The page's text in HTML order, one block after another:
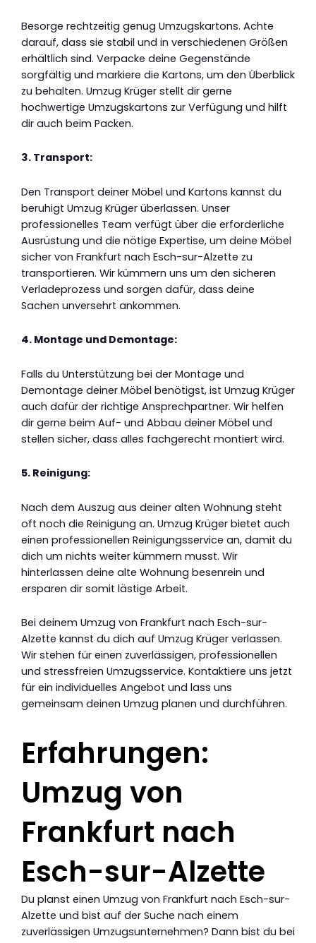
Besorge rechtzeitig genug Umzugskartons. Achte
darauf, dass sie stabil und in verschiedenen Größen
erhältlich sind. Verpacke deine Gegenstände
sorgfältig und markiere die Kartons, um den Überblick
zu behalten. Umzug Krüger stellt dir gerne
hochwertige Umzugskartons zur Verfügung und hilft
dir auch beim Packen.
3. Transport:
Den Transport deiner Möbel und Kartons kannst du
beruhigt Umzug Krüger überlassen. Unser
professionelles Team verfügt über die erforderliche
Ausrüstung und die nötige Expertise, um deine Möbel
sicher von Frankfurt nach Esch-sur-Alzette zu
transportieren. Wir kümmern uns um den sicheren
Verladeprozess und sorgen dafür, dass deine
Sachen unversehrt ankommen.
4. Montage und Demontage:
Falls du Unterstützung bei der Montage und
Demontage deiner Möbel benötigst, ist Umzug Krüger
auch dafür der richtige Ansprechpartner. Wir helfen
dir gerne beim Auf- und Abbau deiner Möbel und
stellen sicher, dass alles fachgerecht montiert wird.
5. Reinigung:
Nach dem Auszug aus deiner alten Wohnung steht
oft noch die Reinigung an. Umzug Krüger bietet auch
einen professionellen Reinigungsservice an, damit du
dich um nichts weiter kümmern musst. Wir
hinterlassen deine alte Wohnung besenrein und
ersparen dir somit lästige Arbeit.
Bei deinem Umzug von Frankfurt nach Esch-sur-
Alzette kannst du dich auf Umzug Krüger verlassen.
Wir stehen für einen zuverlässigen, professionellen
und stressfreien Umzugsservice. Kontaktiere uns jetzt
für ein individuelles Angebot und lass uns
gemeinsam deinen Umzug planen und durchführen.
Erfahrungen:
Umzug von
Frankfurt nach
Esch-sur-Alzette
Du planst einen Umzug von Frankfurt nach Esch-sur-
Alzette und bist auf der Suche nach einem
zuverlässigen Umzugsunternehmen? Dann bist du bei